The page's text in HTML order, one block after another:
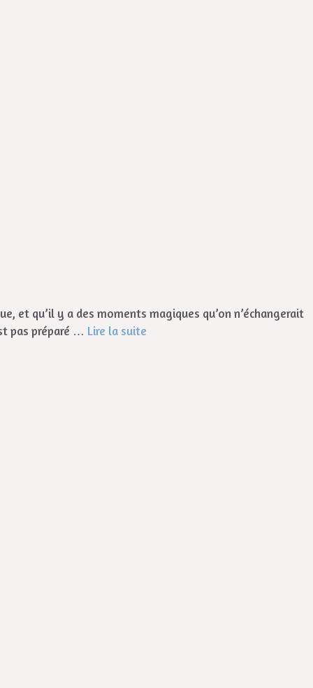
et qu’il y a des moments magiques qu’on n’échangerait
pas préparé … Lire la suite